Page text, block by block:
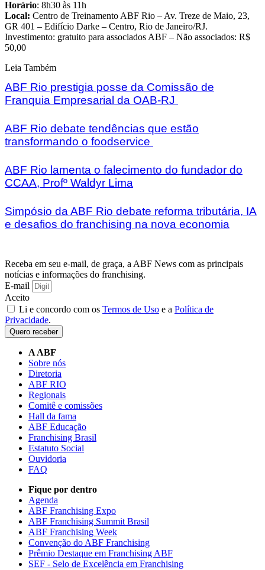
Horário: 8h30 às 11h
Local: Centro de Treinamento ABF Rio – Av. Treze de Maio, 23,
GR 401 – Edifício Darke – Centro, Rio de Janeiro/RJ.
Investimento: gratuito para associados ABF – Não associados: R$
50,00
Leia Também
ABF Rio prestigia posse da Comissão de
Franquia Empresarial da OAB-RJ
ABF Rio debate tendências que estão
transformando o foodservice
ABF Rio lamenta o falecimento do fundador do
CCAA, Profº Waldyr Lima
Simpósio da ABF Rio debate reforma tributária, IA
e desafios do franchising na nova economia
Receba em seu e-mail, de graça, a ABF News com as principais
notícias e informações do franchising.
E-mail
Aceito
Li e concordo com os Termos de Uso e a Política de
Privacidade.
Quero receber
A ABF
Sobre nós
Diretoria
ABF RIO
Regionais
Comitê e comissões
Hall da fama
ABF Educação
Franchising Brasil
Estatuto Social
Ouvidoria
FAQ
Fique por dentro
Agenda
ABF Franchising Expo
ABF Franchising Summit Brasil
ABF Franchising Week
Convenção do ABF Franchising
Prêmio Destaque em Franchising ABF
SEF - Selo de Excelência em Franchising